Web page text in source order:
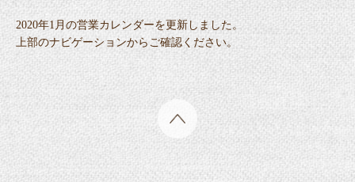
2020年1月の営業カレンダーを更新しました。
上部のナビゲーションからご確認ください。